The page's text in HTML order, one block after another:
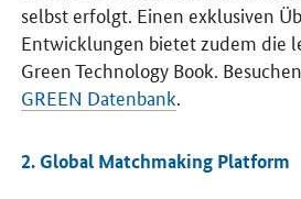
selbst erfolgt. Einen exklusiven
Entwicklungen bietet zudem die
Green Technology Book .
GREEN Datenbank
2.Global Matchmaking Platform